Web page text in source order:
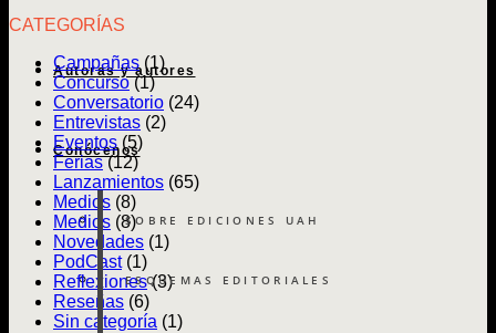
Autoras y autores
Conócenos
SOBRE EDICIONES UAH
ESQUEMAS EDITORIALES
CATEGORÍAS
Campañas (1)
Concurso(1)
Conversatorio (24)
Entrevistas (2)
Eventos (5)
Ferias(12)
Lanzamientos (65)
Medios (8)
Medios (8)
Novedades (1)
PodCast(1)
Reflexiones(3)
Reseñas (6)
Sin categoría (1)